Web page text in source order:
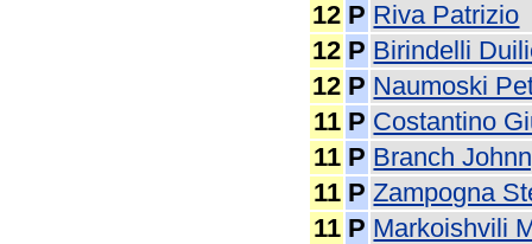
12 P Riva Patrizio
12 P Birindelli
12 P Naumoski
11 P Costantino
11 P Branch
11 P Zampogna
11 P Markoishvili